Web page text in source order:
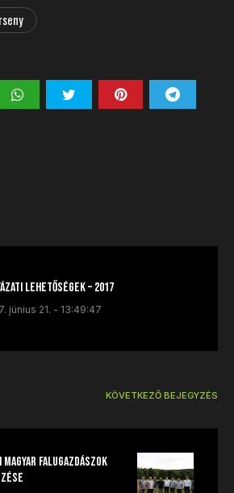
lehetőségek – 2017
június 21. - 13:49:47
KÖVETKEZŐ BEJEGYZÉS
falugazdászok